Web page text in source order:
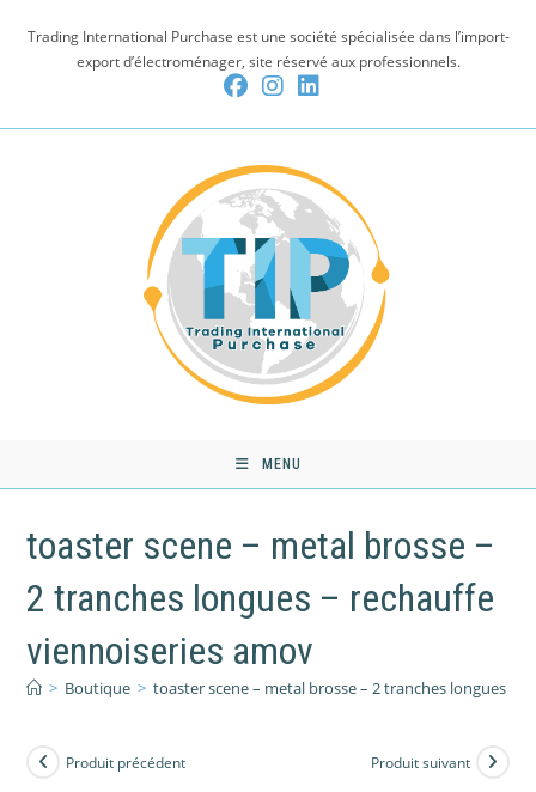
Trading International Purchase est une société spécialisée dans l’import-
export d’électroménager, site réservé aux professionnels.
MENU
toaster scene – metal brosse –
2 tranches longues – rechauffe
viennoiseries amov
> Boutique > toaster scene – metal brosse – 2 tranches longues –
Produit précédent Produit suivant